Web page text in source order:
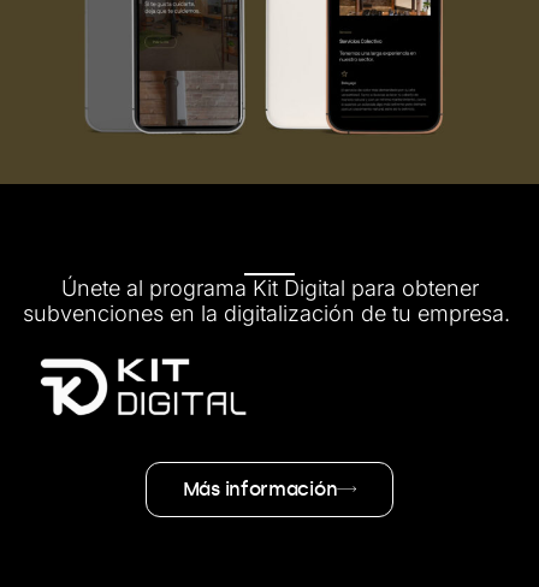
Únete al programa Kit Digital para obtener
subvenciones en la digitalización de tu empresa.
Más información